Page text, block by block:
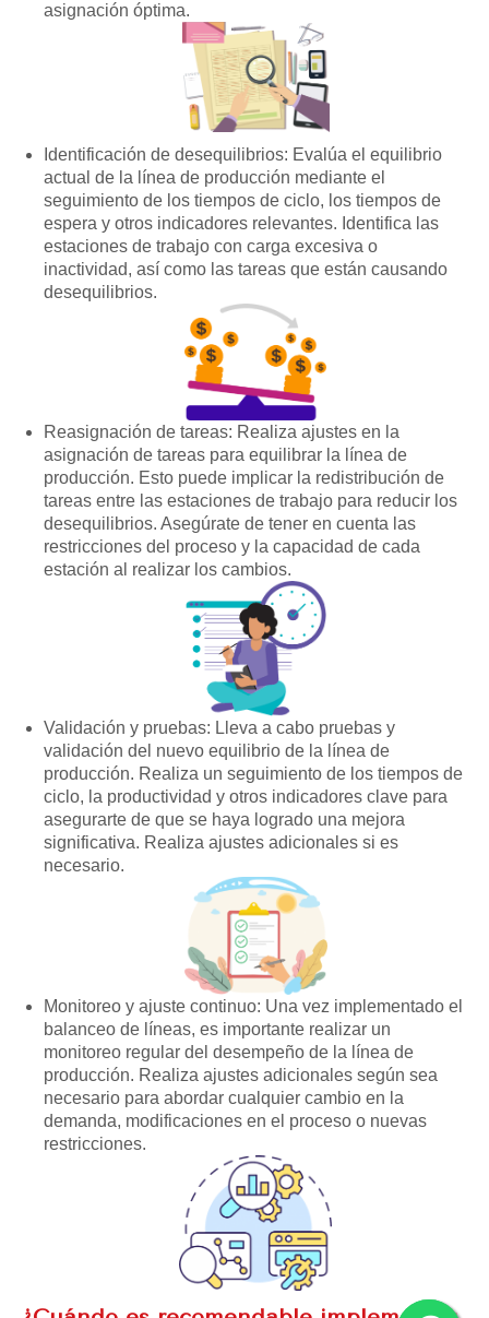
asignación óptima.
Identificación de desequilibrios: Evalúa el equilibrio
actual de la línea de producción mediante el
seguimiento de los tiempos de ciclo, los tiempos de
espera y otros indicadores relevantes. Identifica las
estaciones de trabajo con carga excesiva o
inactividad, así como las tareas que están causando
desequilibrios.
Reasignación de tareas: Realiza ajustes en la
asignación de tareas para equilibrar la línea de
producción. Esto puede implicar la redistribución de
tareas entre las estaciones de trabajo para reducir los
desequilibrios. Asegúrate de tener en cuenta las
restricciones del proceso y la capacidad de cada
estación al realizar los cambios.
Validación y pruebas: Lleva a cabo pruebas y
validación del nuevo equilibrio de la línea de
producción. Realiza un seguimiento de los tiempos de
ciclo, la productividad y otros indicadores clave para
asegurarte de que se haya logrado una mejora
significativa. Realiza ajustes adicionales si es
necesario.
Monitoreo y ajuste continuo: Una vez implementado el
balanceo de líneas, es importante realizar un
monitoreo regular del desempeño de la línea de
producción. Realiza ajustes adicionales según sea
necesario para abordar cualquier cambio en la
demanda, modificaciones en el proceso o nuevas
restricciones.